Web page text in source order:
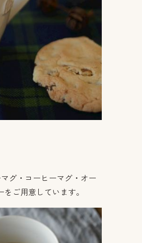
グ・コーヒーマグ・オー
ご用意しています。